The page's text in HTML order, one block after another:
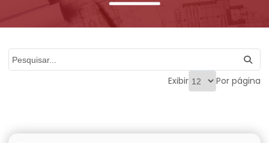
Exibir Por página